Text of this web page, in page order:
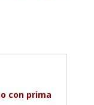
con prima